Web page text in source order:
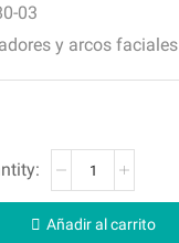
03
y arcos faciales
Añadir al carrito